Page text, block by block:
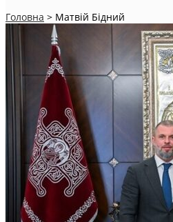
Головна > Матвій Бідний